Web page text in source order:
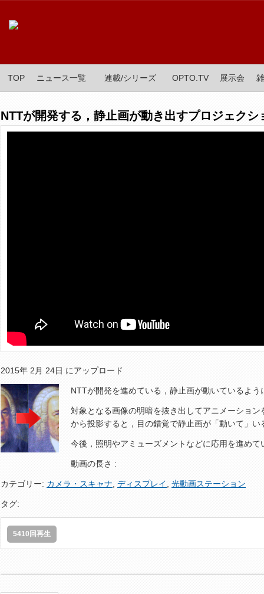
TOP ニュース一覧 連載/シリーズ OPTO.TV 展示会
NTTが開発する，静止画が動き出すプロジェクシ
2015年 2月 24日 にアップロード
NTTが開発を進めている，静止画が動いているよ
対象となる画像の明暗を抜き出してアニメーショ
から投影すると，目の錯覚で静止画が「動いて」い
今後，照明やアミューズメントなどに応用を進めて
動画の長さ :
カテゴリー: カメラ・スキャナ ディスプレイ 光動画ステーション
タグ:
5410回再生